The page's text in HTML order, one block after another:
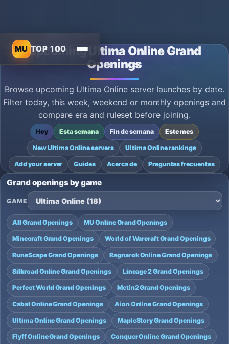
MU TOP 100
Upcoming Ultima Online Grand
Openings
Browse upcoming Ultima Online server launches by date.
Filter today, this week, weekend or monthly openings and
compare era and ruleset before joining.
Hoy Esta semana Fin de semana Este mes
New Ultima Online servers Ultima Online rankings
Add your server Guides Acerca de Preguntas frecuentes
Grand openings by game
GAME
All Grand Openings MU Online Grand Openings
Minecraft Grand Openings World of Warcraft Grand Openings
RuneScape Grand Openings Ragnarok Online Grand Openings
Silkroad Online Grand Openings Lineage 2 Grand Openings
Perfect World Grand Openings Metin2 Grand Openings
Cabal Online Grand Openings Aion Online Grand Openings
Ultima Online Grand Openings MapleStory Grand Openings
Flyff Online Grand Openings Conquer Online Grand Openings